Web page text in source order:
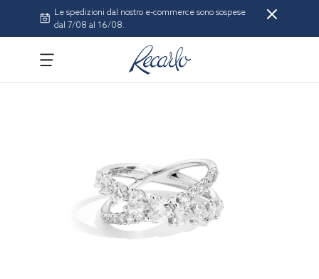
Le spedizioni dal nostro e-commerce sono sospese
dal 7/08 al 16/08.